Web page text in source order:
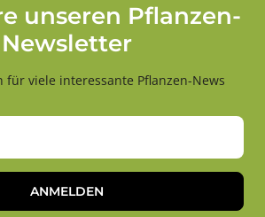
unseren Pflanzen-
Newsletter
für viele interessante Pflanzen-News
ANMELDEN